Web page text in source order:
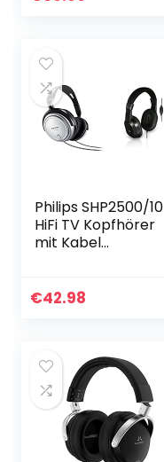
Philips SHP2500/10
HiFi TV Kopfhörer
mit Kabel
6 m Kabel)
€42.98